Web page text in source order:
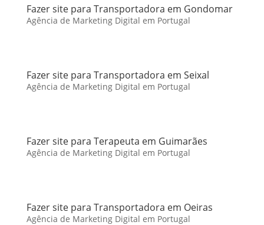
Fazer site para Transportadora em Gondomar
Agência de Marketing Digital em Portugal
Fazer site para Transportadora em Seixal
Agência de Marketing Digital em Portugal
Fazer site para Terapeuta em Guimarães
Agência de Marketing Digital em Portugal
Fazer site para Transportadora em Oeiras
Agência de Marketing Digital em Portugal